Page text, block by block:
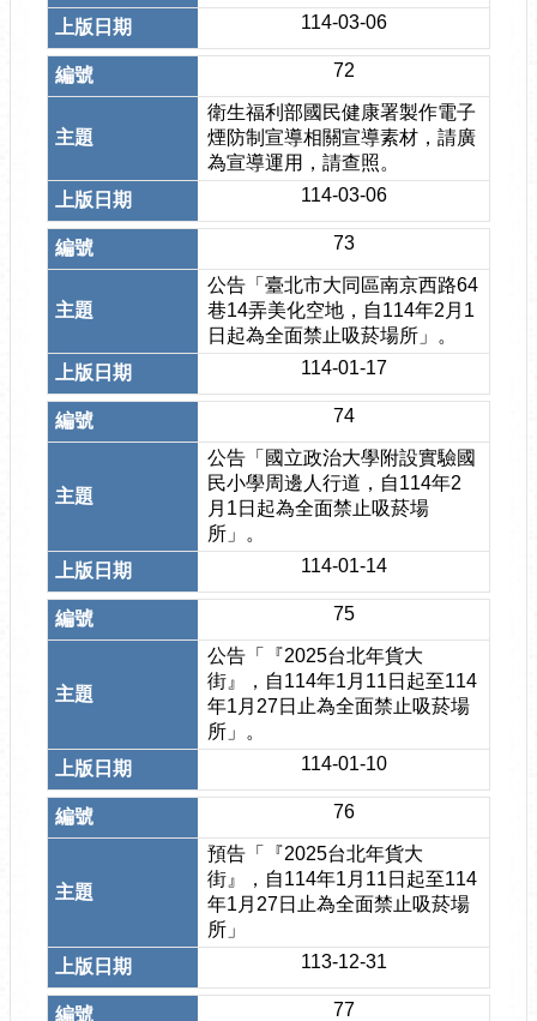
114-03-06
72
衛生福利部國民健康署製作電子
煙防制宣導相關宣導素材，請廣
為宣導運用，請查照。
114-03-06
73
公告「臺北市大同區南京西路64
巷14弄美化空地，自114年2月1
日起為全面禁止吸菸場所」。
114-01-17
74
公告「國立政治大學附設實驗國
民小學周邊人行道，自114年2
月1日起為全面禁止吸菸場
所」。
114-01-14
75
公告「『2025台北年貨大
街』，自114年1月11日起至114
年1月27日止為全面禁止吸菸場
所」。
114-01-10
76
預告「『2025台北年貨大
街』，自114年1月11日起至114
年1月27日止為全面禁止吸菸場
所」
113-12-31
77